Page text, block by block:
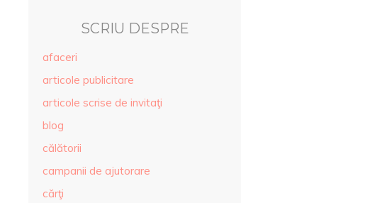
SCRIU DESPRE
afaceri
articole publicitare
articole scrise de invitaţi
blog
călătorii
campanii de ajutorare
cărţi